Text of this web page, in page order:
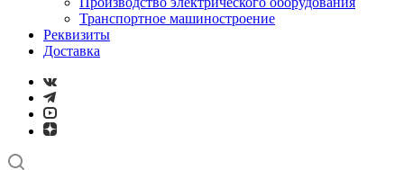
Транспортное машиностроение
Реквизиты
Доставка